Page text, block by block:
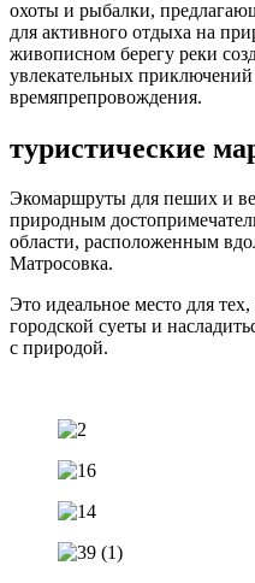
охоты и рыбалки,
для активного отдыха на
живописном берегу реки
увлекательных
времяпрепровождения.
туристические
Экомаршруты для пеших и
природным
области, расположенным
Матросовка.
Это идеальное место для
городской суеты и
с природой.